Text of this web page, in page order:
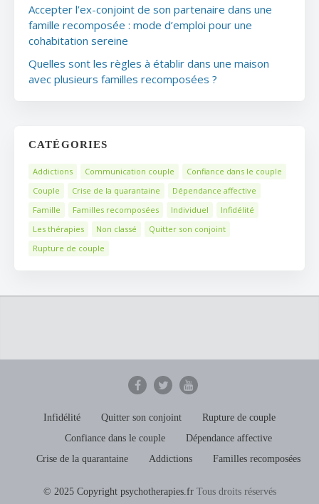
Accepter l’ex-conjoint de son partenaire dans une
famille recomposée : mode d’emploi pour une
cohabitation sereine
Quelles sont les règles à établir dans une maison
avec plusieurs familles recomposées ?
CATÉGORIES
Addictions Communication couple
Confiance dans le couple
Couple
Crise de la quarantaine
Dépendance affective
Famille
Familles recomposées Individuel
Infidélité
Les thérapies
Non classé
Quitter son conjoint
Rupture de couple
Infidélité Quitter son conjoint
Rupture de couple
Confiance dans le couple
Dépendance affective
Crise de la quarantaine
Addictions Familles recomposées
© 2025 Copyright psychotherapies.frTous droits réservés